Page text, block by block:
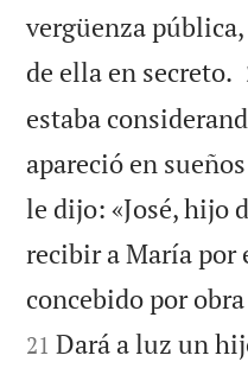
vergüenza
de ella en secreto.
estaba
apareció en
le dijo: «José, hijo
recibir a María por
concebido por
21 Dará a luz un